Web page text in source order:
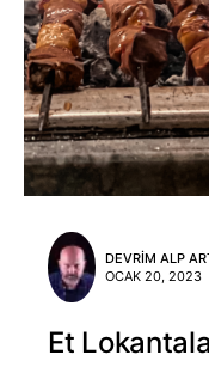
DEVRIM ALP
OCAK 20, 2023
Et